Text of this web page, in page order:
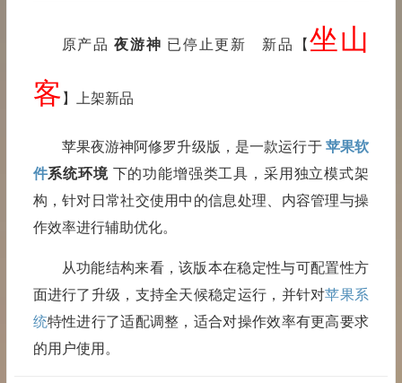
原产品夜游神 已停止更新 新品【坐山
客 】上架新品
苹果夜游神阿修罗升级版，是一款运行于 苹果软
件系统环境下的功能增强类工具，采用独立模式架
构，针对日常社交使用中的信息处理、内容管理与操
作效率进行辅助优化。
从功能结构来看，该版本在稳定性与可配置性方
面进行了升级，支持全天候稳定运行，并针对苹果系
统特性进行了适配调整，适合对操作效率有更高要求
的用户使用。